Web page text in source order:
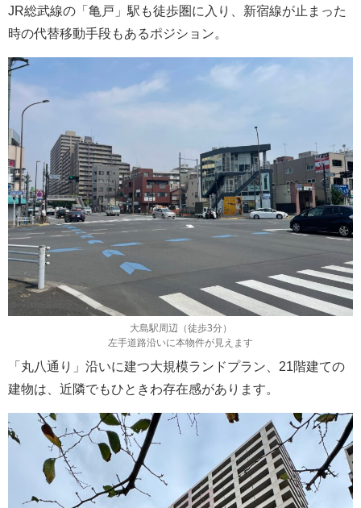
JR総武線の「亀戸」駅も徒歩圏に入り、新宿線が止まった
時の代替移動手段もあるポジション。
大島駅周辺（徒歩3分）
左手道路沿いに本物件が見えます
「丸八通り」沿いに建つ大規模ランドプラン、21階建ての
建物は、近隣でもひときわ存在感があります。